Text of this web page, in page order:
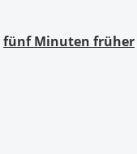
fünf Minuten früher